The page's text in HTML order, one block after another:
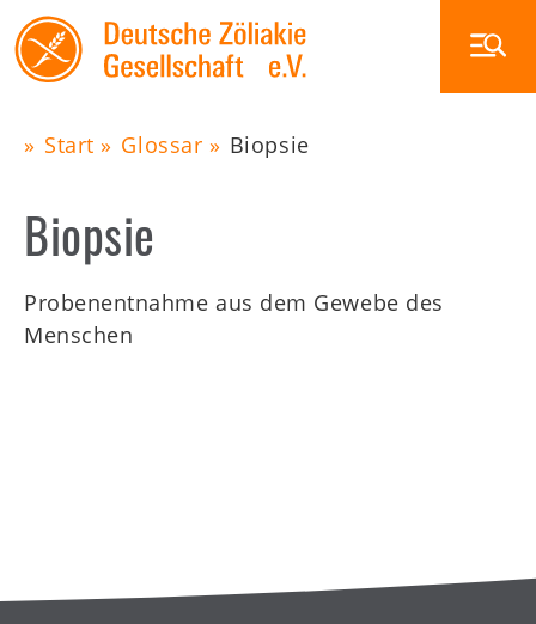
Skip
to
main
navigation
Zöliakie
Ernährung
Glutenfrei außer Haus
Veranstaltungen
Kids
Pfadnavigation
Start Glossar Biopsie
Biopsie
Probenentnahme aus dem Gewebe des
Menschen